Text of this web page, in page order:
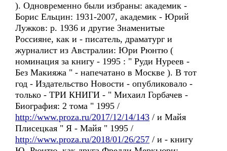
). Одновременно были избраны: академик -
Борис Ельцин: 1931-2007, академик - Юрий
Лужков: р. 1936 и другие Знаменитые
Россияне, как и - писатель, драматург и
журналист из Австралии: Юри Рюнтю (
номинация за книгу - 1995 : " Руди Нуреев -
Без Макияжа " - напечатано в Москве ). В тот
год - Издательство Новости - опубликовало -
только - ТРИ КНИГИ - " Михаил Горбачев -
Биография: 2 тома " 1995 /
http://www.proza.ru/2017/12/14/143 / и Майя
Плисецкая " Я - Майя " 1995 /
http://www.proza.ru/2018/01/26/257 / и - книгу